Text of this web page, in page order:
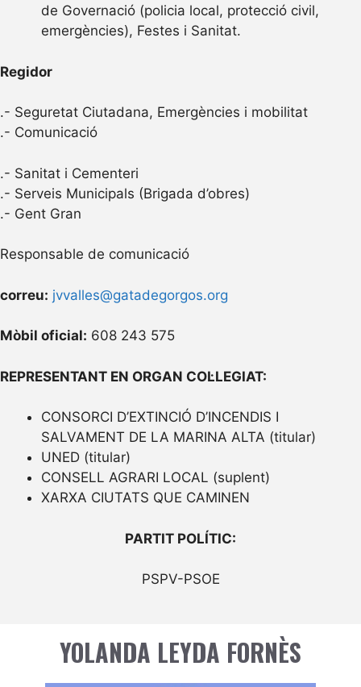
de Governació (policia local, protecció civil,
emergències), Festes i Sanitat.
Regidor
.- Seguretat Ciutadana, Emergències i mobilitat
.- Comunicació
.- Sanitat i Cementeri
.- Serveis Municipals (Brigada d’obres)
.- Gent Gran
Responsable de comunicació
correu: jvvalles@gatadegorgos.org
Mòbil oficial: 608 243 575
REPRESENTANT EN ORGAN COL·LEGIAT:
CONSORCI D’EXTINCIÓ D’INCENDIS I
SALVAMENT DE LA MARINA ALTA (titular)
UNED (titular)
CONSELL AGRARI LOCAL (suplent)
XARXA CIUTATS QUE CAMINEN
PARTIT POLÍTIC:
PSPV-PSOE
YOLANDA LEYDA FORNÈS